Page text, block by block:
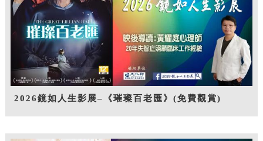
2026鏡如人生影展–《璀璨百老匯》(免費觀賞)